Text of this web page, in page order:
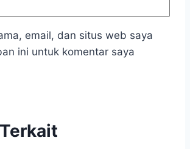
email, dan situs web saya
ini untuk komentar saya